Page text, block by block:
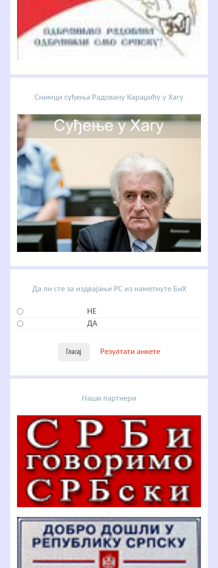
Снимци суђења Радовану Караџићу у Хагу
Да ли сте за издвајање РС из наметнуте БиХ
НЕ
ДА
Резултати анкете
Наши партнери